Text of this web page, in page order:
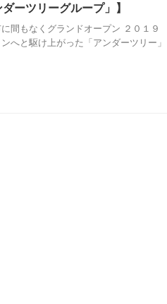
ーツリーグループ」】
間もなくグランドオープン ２０１９
へと駆け上がった「アンダーツリー」